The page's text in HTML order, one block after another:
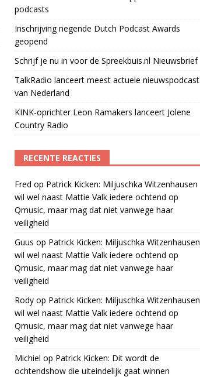
podcasts
Inschrijving negende Dutch Podcast Awards
geopend
Schrijf je nu in voor de Spreekbuis.nl Nieuwsbrief
TalkRadio lanceert meest actuele nieuwspodcast
van Nederland
KINK-oprichter Leon Ramakers lanceert Jolene
Country Radio
RECENTE REACTIES
Fred op Patrick Kicken: Miljuschka Witzenhausen
wil wel naast Mattie Valk iedere ochtend op
Qmusic, maar mag dat niet vanwege haar
veiligheid
Guus op Patrick Kicken: Miljuschka Witzenhausen
wil wel naast Mattie Valk iedere ochtend op
Qmusic, maar mag dat niet vanwege haar
veiligheid
Rodyop Patrick Kicken: Miljuschka Witzenhausen
wil wel naast Mattie Valk iedere ochtend op
Qmusic, maar mag dat niet vanwege haar
veiligheid
Michiel op Patrick Kicken: Dit wordt de
ochtendshow die uiteindelijk gaat winnen